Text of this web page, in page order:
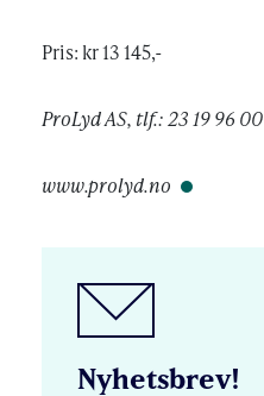
Pris: kr 13 145,-
ProLyd AS, tlf.: 23 19 96 00
www.prolyd.no
Nyhetsbrev!